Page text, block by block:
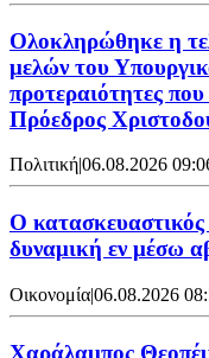
Ολοκληρώθηκε η
μελών του
προτεραιότητες
Πρόεδρος
Πολιτική|06.08.2026
Ο
δυναμική εν μέσω
Οικονομία|06.08.2026
Χαράλαμπος